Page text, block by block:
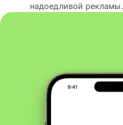
надоедливой рекламы.